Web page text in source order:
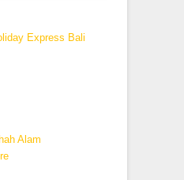
Express Bali
Alam